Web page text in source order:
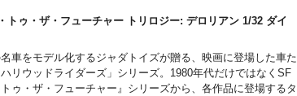
トゥ・ザ・フューチャー トリロジー: デロリアン 1/32 ダイ
車をモデル化するジャダトイズが贈る、映画に登場した車た
リウッドライダーズ」シリーズ。1980年代だけではなくSF
ゥ・ザ・フューチャー』シリーズから、各作品に登場するタ